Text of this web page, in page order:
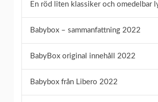
En röd liten klassiker och omedelbar
Babybox – sammanfattning 2022
BabyBox original innehåll 2022
Babybox från Libero 2022